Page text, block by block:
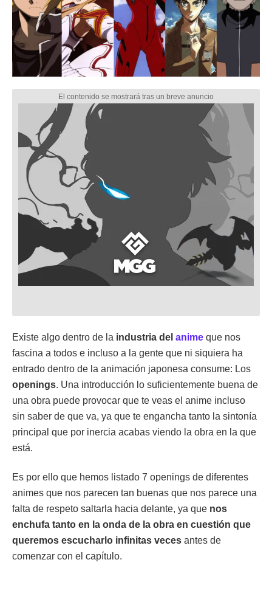
Existe algo dentro de la industria del anime que nos
fascina a todos e incluso a la gente que ni siquiera ha
entrado dentro de la animación japonesa consume: Los
openings. Una introducción lo suficientemente buena de
una obra puede provocar que te veas el anime incluso
sin saber de que va, ya que te engancha tanto la sintonía
principal que por inercia acabas viendo la obra en la que
está.
Es por ello que hemos listado 7 openings de diferentes
animes que nos parecen tan buenas que nos parece una
falta de respeto saltarla hacia delante, ya que nos
enchufa tanto en la onda de la obra en cuestión que
queremos escucharlo infinitas veces antes de
comenzar con el capítulo.